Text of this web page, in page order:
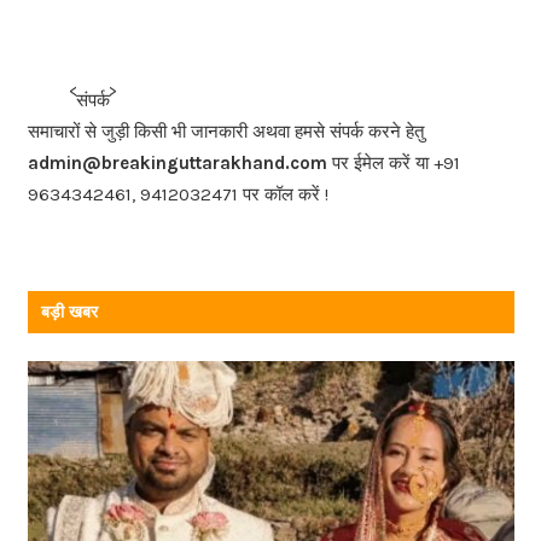
b
o
o
k
संपर्क
समाचारों से जुड़ी किसी भी जानकारी अथवा हमसे संपर्क करने हेतु
admin@breakinguttarakhand.com पर ईमेल करें या +91
9634342461, 9412032471 पर कॉल करें !
बड़ी खबर